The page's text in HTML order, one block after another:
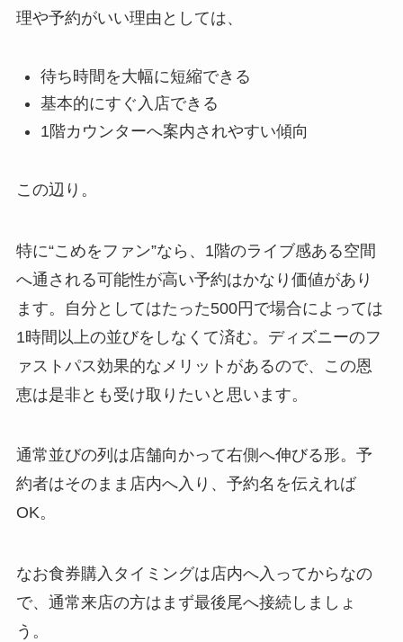
理や予約がいい理由としては、
待ち時間を大幅に短縮できる
基本的にすぐ入店できる
1階カウンターへ案内されやすい傾向
この辺り。
特に“こめをファン”なら、1階のライブ感ある空間
へ通される可能性が高い予約はかなり価値があり
ます。自分としてはたった500円で場合によっては
1時間以上の並びをしなくて済む。ディズニーのフ
ァストパス効果的なメリットがあるので、この恩
恵は是非とも受け取りたいと思います。
通常並びの列は店舗向かって右側へ伸びる形。予
約者はそのまま店内へ入り、予約名を伝えれば
OK。
なお食券購入タイミングは店内へ入ってからなの
で、通常来店の方はまず最後尾へ接続しましょ
う。